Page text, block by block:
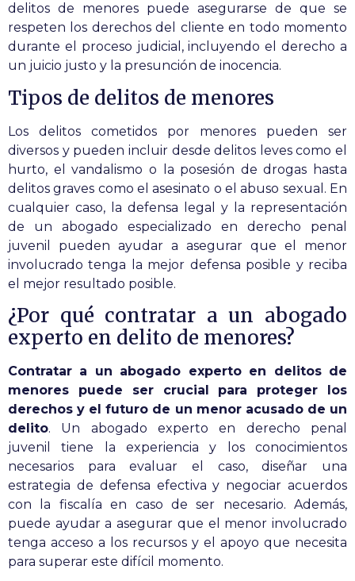
delitos de menores puede asegurarse de que se
respeten los derechos del cliente en todo momento
durante el proceso judicial, incluyendo el derecho a
un juicio justo y la presunción de inocencia.
Tipos de delitos de menores
Los delitos cometidos por menores pueden ser
diversos y pueden incluir desde delitos leves como el
hurto, el vandalismo o la posesión de drogas hasta
delitos graves como el asesinato o el abuso sexual. En
cualquier caso, la defensa legal y la representación
de un abogado especializado en derecho penal
juvenil pueden ayudar a asegurar que el menor
involucrado tenga la mejor defensa posible y reciba
el mejor resultado posible.
¿Por qué contratar a un abogado
experto en delito de menores?
Contratar a un abogado experto en delitos de
menores puede ser crucial para proteger los
derechos y el futuro de un menor acusado de un
delito. Un abogado experto en derecho penal
juvenil tiene la experiencia y los conocimientos
necesarios para evaluar el caso, diseñar una
estrategia de defensa efectiva y negociar acuerdos
con la fiscalía en caso de ser necesario. Además,
puede ayudar a asegurar que el menor involucrado
tenga acceso a los recursos y el apoyo que necesita
para superar este difícil momento.